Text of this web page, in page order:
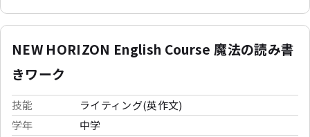
NEW HORIZON English Course 魔法の読み書
きワーク
技能
ライティング(英作文)
学年
中学